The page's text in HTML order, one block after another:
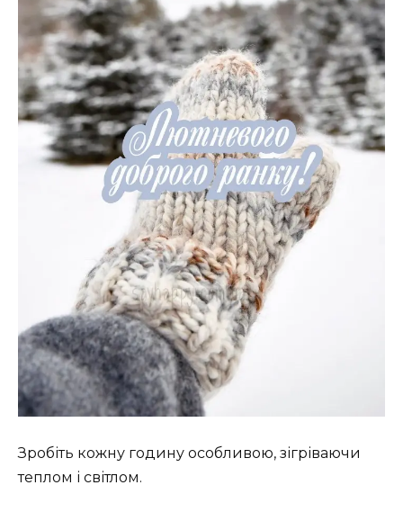
Зробіть кожну годину особливою, зігріваючи
теплом і світлом.